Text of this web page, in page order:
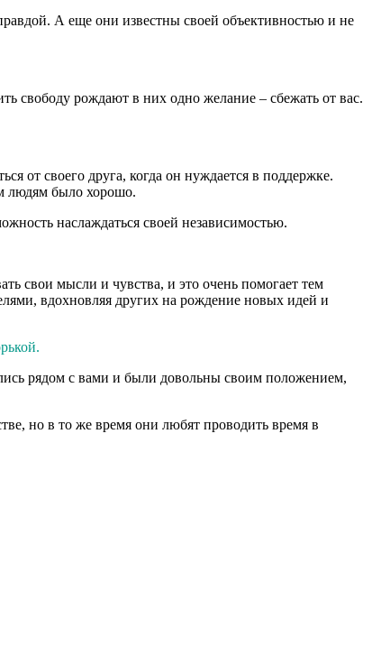
А еще они известны своей объективностью и не
свободу рождают в них одно желание – сбежать от вас.
от своего друга, когда он нуждается в поддержке.
людям было хорошо.
наслаждаться своей независимостью.
свои мысли и чувства, и это очень помогает тем
вдохновляя других на рождение новых идей и
рядом с вами и были довольны своим положением,
но в то же время они любят проводить время в